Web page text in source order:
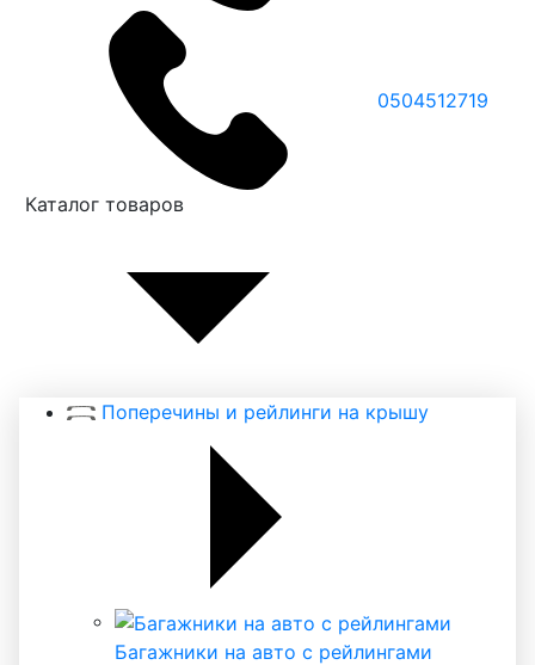
0504512719
Каталог товаров
Поперечины и рейлинги на крышу
Багажники на авто с рейлингами